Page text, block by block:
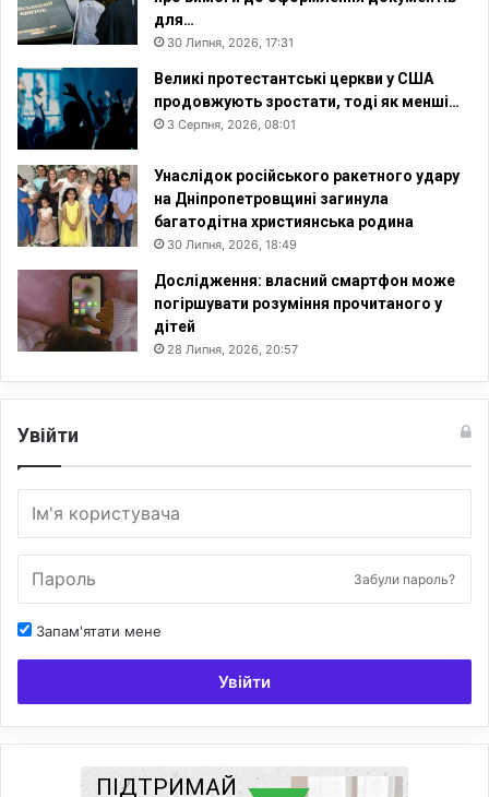
для…
30 Липня, 2026, 17:31
Великі протестантські церкви у США
продовжують зростати, тоді як менші…
3 Серпня, 2026, 08:01
Унаслідок російського ракетного удару
на Дніпропетровщині загинула
багатодітна християнська родина
30 Липня, 2026, 18:49
Дослідження: власний смартфон може
погіршувати розуміння прочитаного у
дітей
28 Липня, 2026, 20:57
Увійти
Забули пароль?
Запам'ятати мене
Увійти